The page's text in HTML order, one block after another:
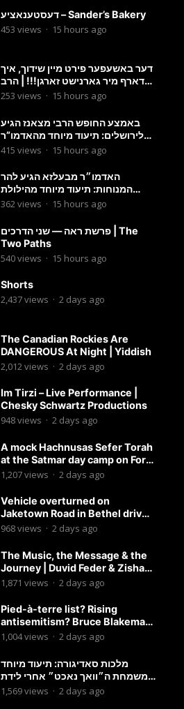
דעסטענאציע – Sander’s Bakery
453 views · 15 hours ago
דער באשעפער פירט מיין שידוך, איך
דארף מיר גארנישט זארגן!!! | הרב
מענדל ווייס
253 views · 15 hours ago
באמצע החופש הרבי מצאנז הגיע
לירושלים: תיעוד מיוחד מהאדמו”ר
בריקוד המצווה טאנץ בשמחת בית
415 views · 15 hours ago
האדמו״ר מבעלזא הגיע להר
המנוחות: תיעוד מיוחד מהילולת
הרה״ק רבי אהרון מבעלזא זי״ע
362views · 15 hours ago
פרשת ראה — שני הדרכים | The
Two Paths
540views · 15 hours ago
Shorts
2,437views · 2 days ago
The Canadian Rockies Are
DANGEROUS At Night | Yiddish
2,012 views · 2 days ago
Im Tirzi – Live Performance |
Chesky Schwartz Productions
948views · 2 days ago
A mock Hachnusas Sefer Torah
at the Satmar day camp on Fort
Hamilton Parkway.
1,207views · 2 days ago
Vehicle overturned on
Jaketown Road in Bethel driver
arrested for driving while
968views · 2 days ago
The Music, the Message & the
Journey | Duvid Feder & Zisha
Surkis | Round Table #11
1,871 views · 2 days ago
Pied-à-terre list? Rising
antisemitism? Bruce Blakeman
chances? Podcast with
1,004views · 2 days ago
מלכות סאדיגורה: תיעוד מיוחד
משמחת ה״וואך נאכט״ אחרי לידת
בן האדמו״ר-פשוט לצפות ולהנות
1,569views · 2 days ago